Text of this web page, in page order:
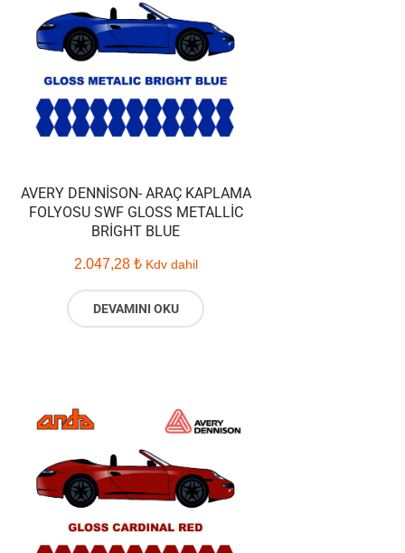
AVERY DENNISON- ARAÇ KAPLAMA
FOLYOSU SWF GLOSS METALLIC
BRIGHT BLUE
2.047,28 ₺ Kdv dahil
DEVAMINI OKU